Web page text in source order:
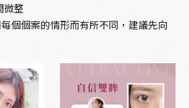
微整
個個案的情形而有所不同，建議先向